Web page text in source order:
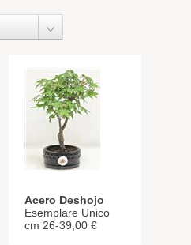
Acero Deshojo
Esemplare Unico
cm 26-39,00 €